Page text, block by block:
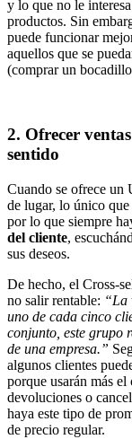
y lo que no le
productos. Sin
puede funcionar
aquellos que se
(comprar un
2. Ofrecer
sentido
Cuando se ofrece un
de lugar, lo único
por lo que siempre
del cliente,
sus deseos.
De hecho, el Cross-
no salir rentable: “La
uno de cada cinco
conjunto, este grupo
de una empresa.”
algunos clientes
porque usarán más
devoluciones o
haya este tipo de
de precio regular.